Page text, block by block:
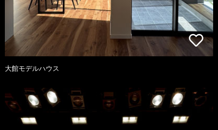
大館モデルハウス